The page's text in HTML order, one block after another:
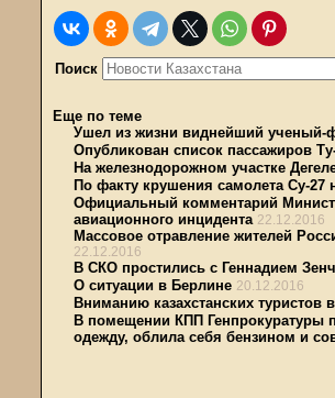
Поиск
Еще по теме
Ушел из жизни виднейший ученый-
Опубликован список пассажиров
На железнодорожном участке
По факту крушения самолета Су-27
Официальный комментарий
авиационного инцидента 22.12.2016
Массовое отравление жителей
22.12.2016
В СКО простились с Геннадием
О ситуации в Берлине 20.12.2016
Вниманию казахстанских туристов
В помещении КПП Генпрокуратуры
одежду, облила себя бензином и